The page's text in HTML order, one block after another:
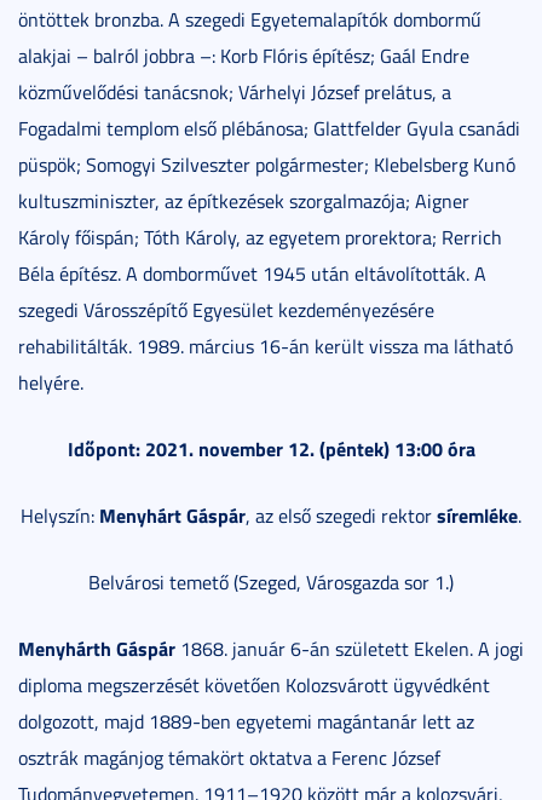
öntöttek bronzba. A szegedi Egyetemalapítók dombormű
alakjai – balról jobbra –: Korb Flóris építész; Gaál Endre
közművelődési tanácsnok; Várhelyi József prelátus, a
Fogadalmi templom első plébánosa; Glattfelder Gyula csanádi
püspök; Somogyi Szilveszter polgármester; Klebelsberg Kunó
kultuszminiszter, az építkezések szorgalmazója; Aigner
Károly főispán; Tóth Károly, az egyetem prorektora; Rerrich
Béla építész. A domborművet 1945 után eltávolították. A
szegedi Városszépítő Egyesület kezdeményezésére
rehabilitálták. 1989. március 16-án került vissza ma látható
helyére.
Időpont: 2021. november 12. (péntek) 13:00 óra
Helyszín: Menyhárt Gáspár, az első szegedi rektorsíremléke.
Belvárosi temető (Szeged, Városgazda sor 1.)
Menyhárth Gáspár 1868. január 6-án született Ekelen. A jogi
diploma megszerzését követően Kolozsvárott ügyvédként
dolgozott, majd 1889-ben egyetemi magántanár lett az
osztrák magánjog témakört oktatva a Ferenc József
Tudományegyetemen. 1911–1920 között már a kolozsvári,